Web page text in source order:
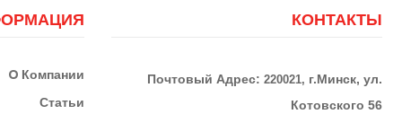
О Компании
Статьи
КОНТАКТЫ
Почтовый Адрес: 220021, г.Минск, ул.
Котовского 56